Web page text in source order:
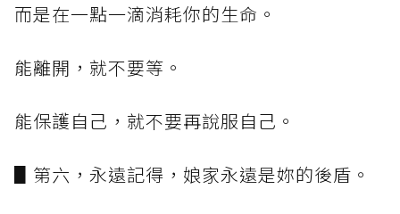
而是在一點一滴消耗你的生命。
能離開，就不要等。
能保護自己，就不要再說服自己。
▋第六，永遠記得，娘家永遠是妳的後盾。